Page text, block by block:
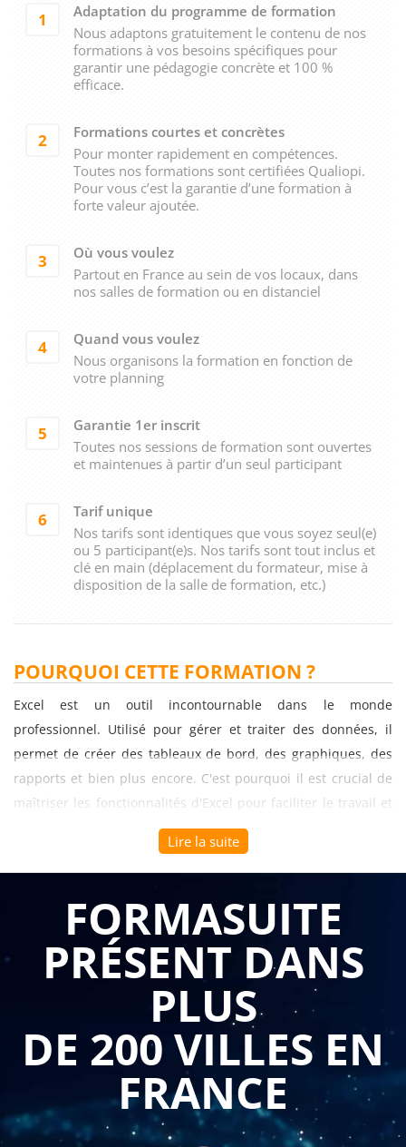
1
Adaptation du programme de formation
Nous adaptons gratuitement le contenu de nos
formations à vos besoins spécifiques pour
garantir une pédagogie concrète et 100 %
efficace.
2
Formations courtes et concrètes
Pour monter rapidement en compétences.
Toutes nos formations sont certifiées Qualiopi.
Pour vous c’est la garantie d’une formation à
forte valeur ajoutée.
3
Où vous voulez
Partout en France au sein de vos locaux, dans
nos salles de formation ou en distanciel
4
Quand vous voulez
Nous organisons la formation en fonction de
votre planning
5
Garantie 1er inscrit
Toutes nos sessions de formation sont ouvertes
et maintenues à partir d’un seul participant
6
Tarif unique
Nos tarifs sont identiques que vous soyez seul(e)
ou 5 participant(e)s. Nos tarifs sont tout inclus et
clé en main (déplacement du formateur, mise à
disposition de la salle de formation, etc.)
POURQUOI CETTE FORMATION ?
Excel est un outil incontournable dans le monde
professionnel. Utilisé pour gérer et traiter des données, il
permet de créer des tableaux de bord, des graphiques, des
rapports et bien plus encore. C'est pourquoi il est crucial de
maîtriser les fonctionnalités d'Excel pour faciliter le travail et
Les formations sur Excel offrent aux professionnels des
fonctionnalités avancées. Les participants apprendront à
utiliser des formules et des fonctions pour automatiser les
calculs et les analyses, à gérer les données à l'aide de
tableaux croisés dynamiques et à créer des graphiques pour
La formation permet également d'acquérir des compétences
pour améliorer l'efficacité et la productivité, telles que la
création de modèles, la personnalisation de l'interface
utilisateur et la gestion de l'information. Les participants
Lire la suite
FORMASUITE
PRÉSENT DANS
PLUS
DE 200 VILLES EN
FRANCE